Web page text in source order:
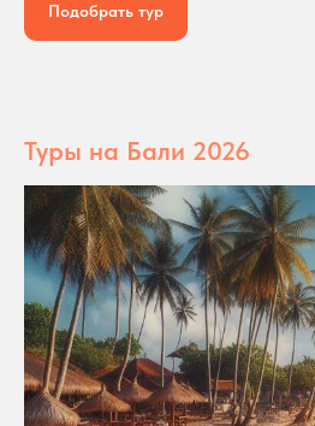
Подобрать тур
Туры на Бали 2026